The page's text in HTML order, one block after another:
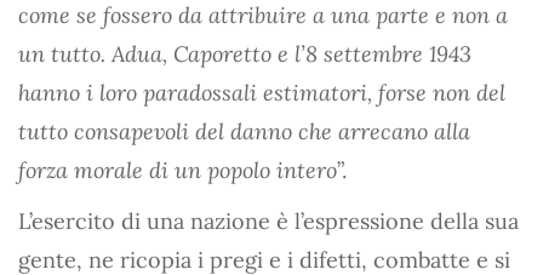
come se fossero da attribuire a una parte e non a
un tutto. Adua, Caporetto e l’8 settembre 1943
hanno i loro paradossali estimatori, forse non del
tutto consapevoli del danno che arrecano alla
forza morale di un popolo intero”.
L’esercito di una nazione è l’espressione della sua
gente, ne ricopia i pregi e i difetti, combatte e si